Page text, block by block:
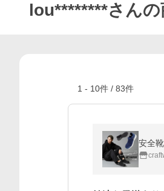
lou********さん
1 - 10件 / 83件
安全